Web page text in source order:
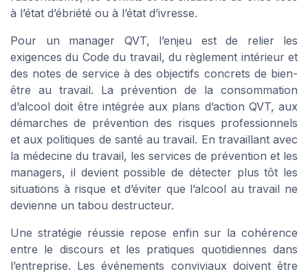
à l’état d’ébriété ou à l’état d’ivresse.
Pour un manager QVT, l’enjeu est de relier les
exigences du Code du travail, du règlement intérieur et
des notes de service à des objectifs concrets de bien-
être au travail. La prévention de la consommation
d’alcool doit être intégrée aux plans d’action QVT, aux
démarches de prévention des risques professionnels
et aux politiques de santé au travail. En travaillant avec
la médecine du travail, les services de prévention et les
managers, il devient possible de détecter plus tôt les
situations à risque et d’éviter que l’alcool au travail ne
devienne un tabou destructeur.
Une stratégie réussie repose enfin sur la cohérence
entre le discours et les pratiques quotidiennes dans
l’entreprise. Les événements conviviaux doivent être